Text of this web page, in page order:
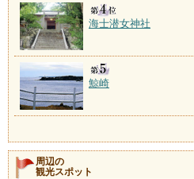
海士潜女神社
鯨崎
周辺の
観光スポット